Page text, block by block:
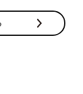
。肉の色が変わ
がしんなりした
ブロッコリーを